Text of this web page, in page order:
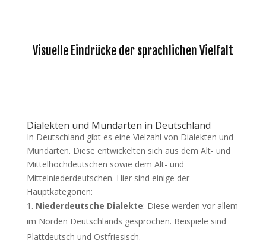
Visuelle Eindrücke der sprachlichen Vielfalt
Dialekten und Mundarten in Deutschland
In Deutschland gibt es eine Vielzahl von Dialekten und
Mundarten. Diese entwickelten sich aus dem Alt- und
Mittelhochdeutschen sowie dem Alt- und
Mittelniederdeutschen. Hier sind einige der
Hauptkategorien:
Niederdeutsche Dialekte: Diese werden vor allem
im Norden Deutschlands gesprochen. Beispiele sind
Plattdeutsch und Ostfriesisch.